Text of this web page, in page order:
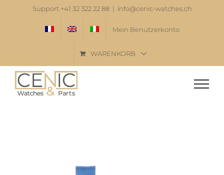
Support +41 32 322 22 88 | info@cenic-watches.ch
Mein Benutzerkonto
WARENKORB